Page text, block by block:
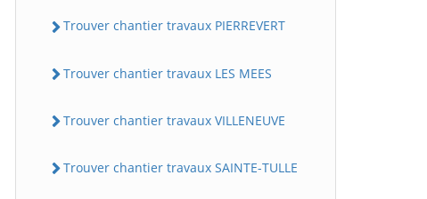
Trouver chantier travaux PIERREVERT
Trouver chantier travaux LES MEES
Trouver chantier travaux VILLENEUVE
Trouver chantier travaux SAINTE-TULLE